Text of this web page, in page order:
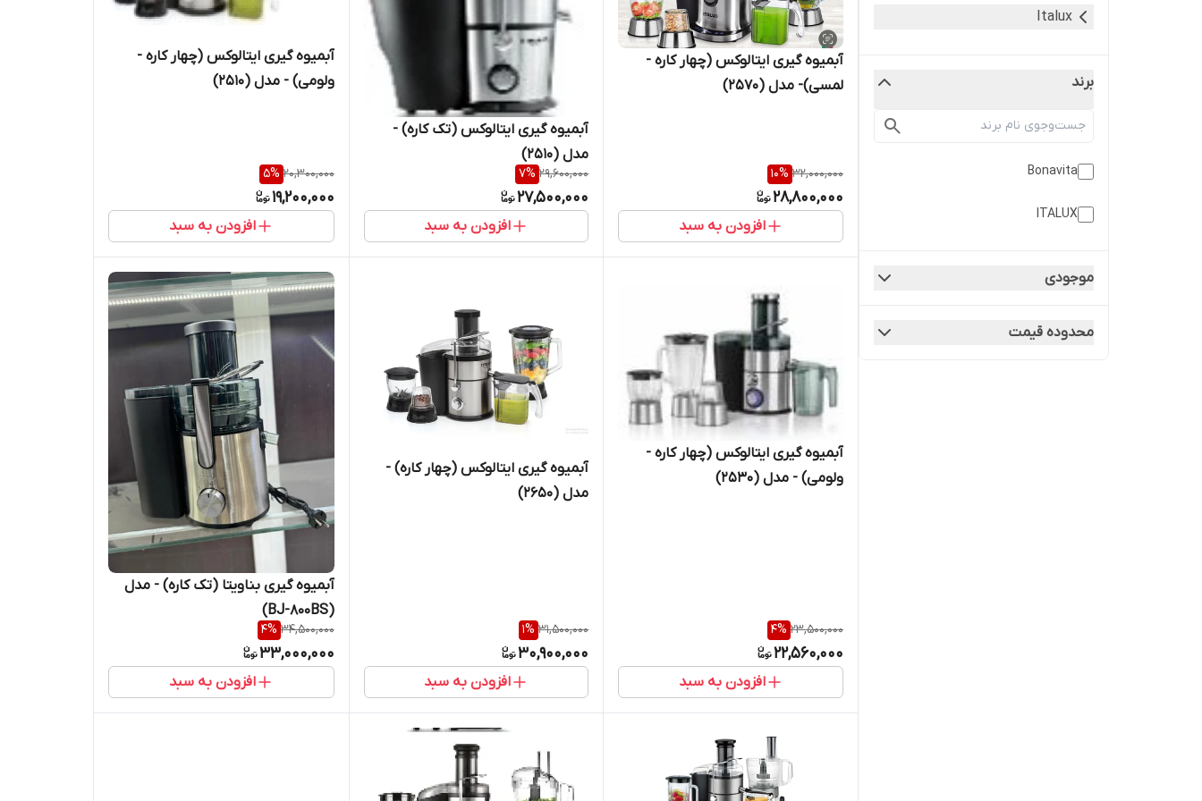
Italux
برند
Bonavita
ITALUX
موجودی
محدوده قیمت
آبمیوه گیری ایتالوکس (چهار کاره -
لمسی)- مدل (2570)
32,000,000
10%
28,800,000
افزودن به سبد
آبمیوه گیری ایتالوکس (تک کاره) -
مدل (2510)
29,600,000
7%
27,500,000
افزودن به سبد
آبمیوه گیری ایتالوکس (چهار کاره -
ولومی) - مدل (2510)
20,300,000
5%
19,200,000
افزودن به سبد
آبمیوه گیری ایتالوکس (چهار کاره -
ولومی) - مدل (2530)
23,500,000
4%
22,560,000
افزودن به سبد
آبمیوه گیری ایتالوکس (چهار کاره) -
مدل (2650)
31,500,000
1%
30,900,000
افزودن به سبد
آبمیوه گیری بناویتا (تک کاره) - مدل
(BJ-800BS)
34,500,000
4%
33,000,000
افزودن به سبد